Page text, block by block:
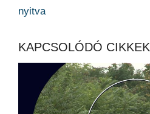
nyitva
KAPCSOLÓDÓ CIKKEK